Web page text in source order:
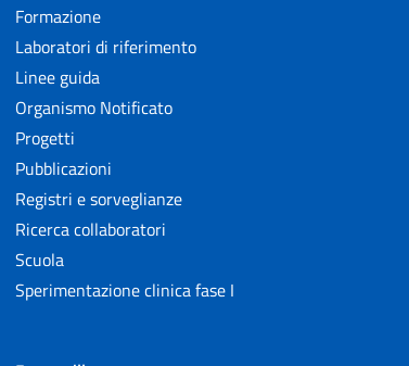
Formazione
Laboratori di riferimento
Linee guida
Organismo Notificato
Progetti
Pubblicazioni
Registri e sorveglianze
Ricerca collaboratori
Scuola
Sperimentazione clinica fase I